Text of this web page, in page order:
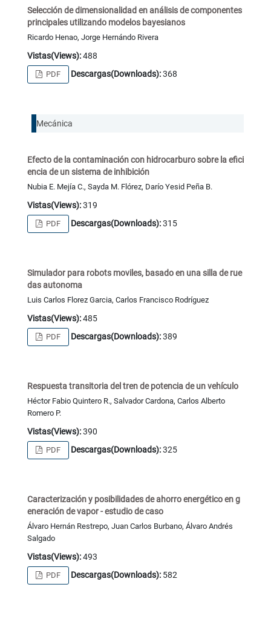
Selección de dimensionalidad en análisis de componentes
principales utilizando modelos bayesianos
Ricardo Henao, Jorge Hernándo Rivera
Vistas(Views):488
PDF Descargas(Downloads):368
Mecánica
Efecto de la contaminación con hidrocarburo sobre la efici
encia de un sistema de inhibición
Nubia E. Mejía C., Sayda M. Flórez, Darío Yesid Peña B.
Vistas(Views):319
PDF Descargas(Downloads):315
Simulador para robots moviles, basado en una silla de rue
das autonoma
Luis Carlos Florez Garcia, Carlos Francisco Rodríguez
Vistas(Views):485
PDF Descargas(Downloads):389
Respuesta transitoria del tren de potencia de un vehículo
Héctor Fabio Quintero R., Salvador Cardona, Carlos Alberto
Romero P.
Vistas(Views):390
PDF Descargas(Downloads):325
Caracterización y posibilidades de ahorro energético en g
eneración de vapor - estudio de caso
Álvaro Hernán Restrepo, Juan Carlos Burbano, Álvaro Andrés
Salgado
Vistas(Views):493
PDF Descargas(Downloads): 582